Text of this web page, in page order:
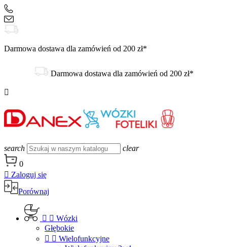
Darmowa dostawa dla zamówień od 200 zł*
Darmowa dostawa dla zamówień od 200 zł*

search
clear
0
 Zaloguj się
Porównaj
  Wózki
Głębokie
  Wielofunkcyjne